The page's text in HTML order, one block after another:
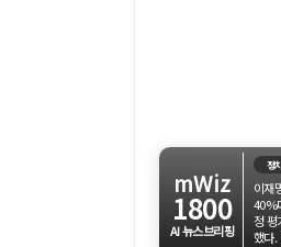
mWiz
1800
AI 뉴스브리핑
정
이재
40%
정 평
했다.